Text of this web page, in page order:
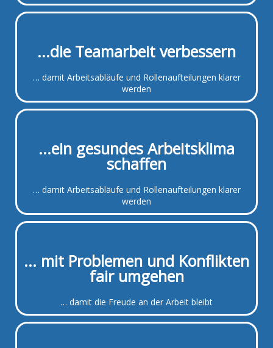
...die Teamarbeit verbessern
… damit Arbeitsabläufe und Rollenaufteilungen klarer
werden
...ein gesundes Arbeitsklima
schaffen
… damit Arbeitsabläufe und Rollenaufteilungen klarer
werden
... mit Problemen und Konflikten
fair umgehen
… damit die Freude an der Arbeit bleibt